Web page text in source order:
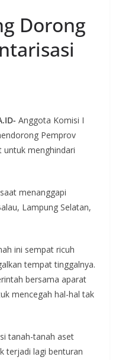
Dorong
Anggota Komisi I
Pemprov
untuk menghindari
menanggapi
Lampung Selatan,
ini sempat ricuh
tempat tinggalnya.
bersama aparat
mencegah hal-hal tak
tanah-tanah aset
terjadi lagi benturan